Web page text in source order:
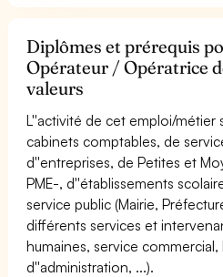
Diplômes et prérequis
Opérateur / Opératrice
valeurs
L''activité de cet emploi/métier
cabinets comptables, de
d''entreprises, de Petites et
PME-, d''établissements
service public (Mairie,
différents services et
humaines, service
d''administration, ...).